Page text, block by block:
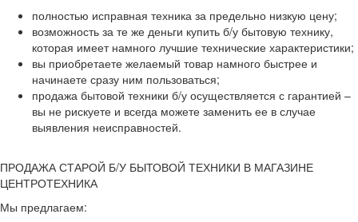
полностью исправная техника за предельно низкую цену;
возможность за те же деньги купить б/у бытовую технику,
которая имеет намного лучшие технические характеристики;
вы приобретаете желаемый товар намного быстрее и
начинаете сразу ним пользоваться;
продажа бытовой техники б/у осуществляется с гарантией –
вы не рискуете и всегда можете заменить ее в случае
выявления неисправностей.
ПРОДАЖА СТАРОЙ Б/У БЫТОВОЙ ТЕХНИКИ В МАГАЗИНЕ
ЦЕНТРОТЕХНИКА
Мы предлагаем: